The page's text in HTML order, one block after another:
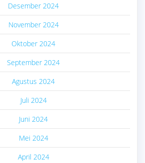
Desember 2024
November 2024
Oktober 2024
September 2024
Agustus 2024
Juli 2024
Juni 2024
Mei 2024
April 2024